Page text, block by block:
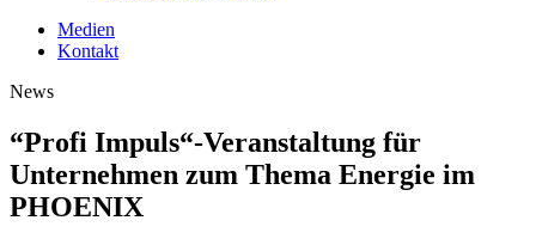
Medien
Kontakt
News
“Profi Impuls“-Veranstaltung für
Unternehmen zum Thema Energie im
PHOENIX